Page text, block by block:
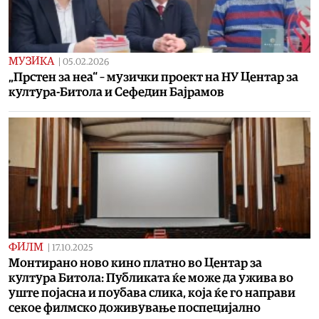
МУЗИКА | 05.02.2026
„Прстен за неа“ – музички проект на НУ Центар за
култура-Битола и Сефедин Бајрамов
ФИЛМ | 17.10.2025
Монтирано ново кино платно во Центар за
култура Битола: Публиката ќе може да ужива во
уште појасна и поубава слика, која ќе го направи
секое филмско доживување поспецијално